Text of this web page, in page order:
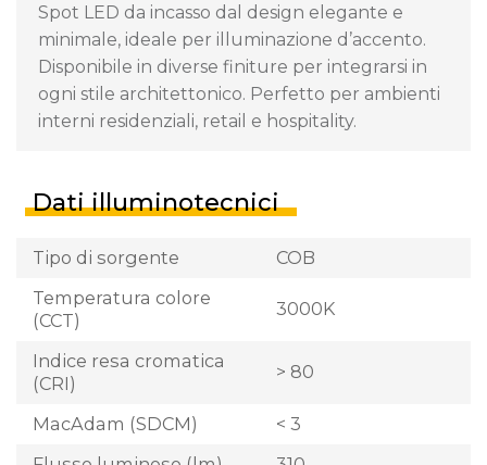
Spot LED da incasso dal design elegante e
minimale, ideale per illuminazione d’accento.
Disponibile in diverse finiture per integrarsi in
ogni stile architettonico. Perfetto per ambienti
interni residenziali, retail e hospitality.
Dati illuminotecnici
Tipo di sorgente
COB
Temperatura colore
(CCT)
3000K
Indice resa cromatica
(CRI)
> 80
MacAdam (SDCM)
< 3